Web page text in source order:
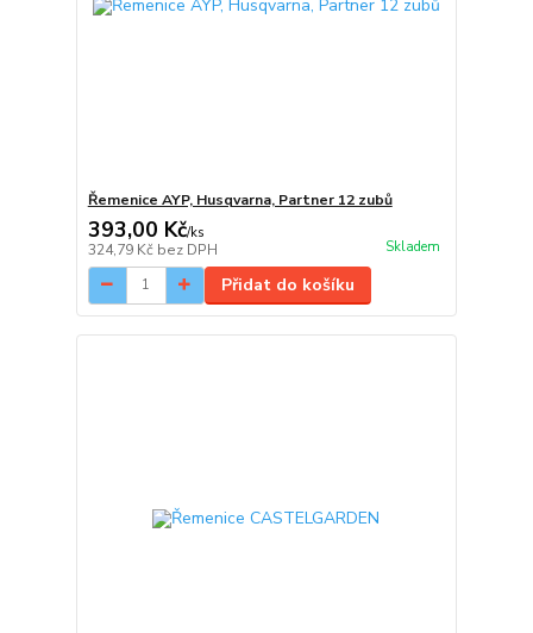
Řemenice AYP, Husqvarna, Partner 12 zubů
393,00 Kč/ks
324,79 Kč bez DPH Skladem
Přidat do košíku